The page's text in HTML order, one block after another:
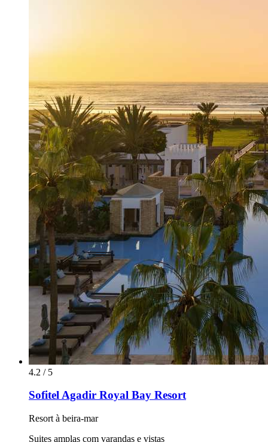
4.2 / 5
Sofitel Agadir Royal Bay Resort
Resort à beira-mar
Suites amplas com varandas e vistas